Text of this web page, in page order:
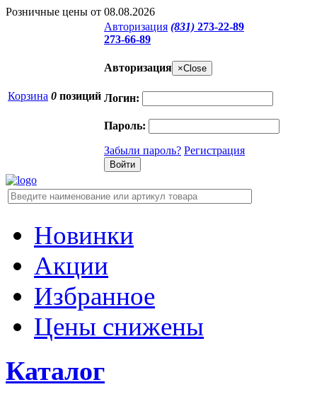
Розничные цены от 08.08.2026
Корзина 0 позиций
Авторизация (831) 273-22-89
273-66-89
Авторизация ×Close
Логин:
Пароль:
Забыли пароль? Регистрация
Новинки
Акции
Избранное
Цены снижены
Каталог